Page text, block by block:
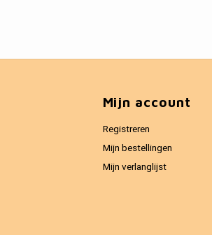
Mijn account
Registreren
Mijn bestellingen
Mijn verlanglijst